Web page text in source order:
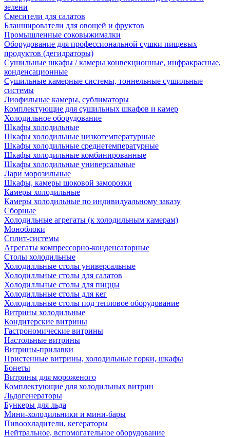
зелени
Смесители для салатов
Бланширователи для овощей и фруктов
Промышленные соковыжималки
Оборудование для профессиональной сушки пищевых
продуктов (дегидраторы)
Сушильные шкафы / камеры конвекционные, инфракрасные,
конденсационные
Сушильные камерные системы, тоннельные сушильные
системы
Лиофильные камеры, сублиматоры
Комплектующие для сушильных шкафов и камер
Холодильное оборудование
Шкафы холодильные
Шкафы холодильные низкотемпературные
Шкафы холодильные среднетемпературные
Шкафы холодильные комбинированные
Шкафы холодильные универсальные
Лари морозильные
Шкафы, камеры шоковой заморозки
Камеры холодильные
Камеры холодильные по индивидуальному заказу
Сборные
Холодильные агрегаты (к холодильным камерам)
Моноблоки
Сплит-системы
Агрегаты компрессорно-конденсаторные
Столы холодильные
Холодилльные столы универсальные
Холодилльные столы для салатов
Холодилльные столы для пиццы
Холодилльные столы для кег
Холодилльные столы под тепловое оборудование
Витрины холодильные
Кондитерские витрины
Гастрономические витрины
Настольные витрины
Витрины-прилавки
Пристенные витрины, холодильные горки, шкафы
Бонеты
Витрины для мороженого
Комплектующие для холодильных витрин
Льдогенераторы
Бункеры для льда
Мини-холодильники и мини-бары
Пивоохладители, кегераторы
Нейтральное, вспомогательное оборудование